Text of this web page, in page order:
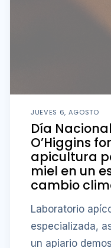
JUEVES 6, AGOSTO
Día
O’Higgins
apicultura
miel en un
cambio
Laboratorio
especializada,
un apiario